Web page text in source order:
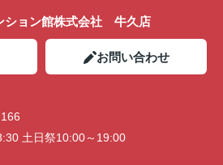
ション館株式会社 牛久店
お問い合わせ
土日祭10:00～19:00